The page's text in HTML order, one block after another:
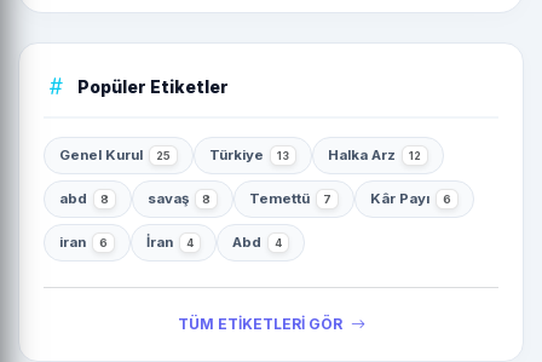
Popüler Etiketler
Genel Kurul 25 Türkiye 13 Halka Arz 12
abd 8 savaş 8 Temettü 7 Kâr Payı 6
iran 6 İran 4 Abd 4
TÜM ETİKETLERİ GÖR